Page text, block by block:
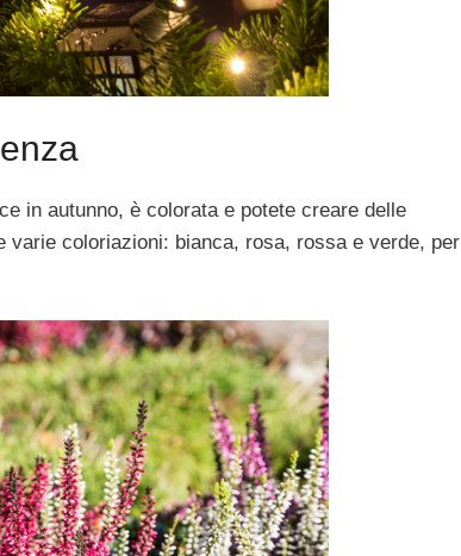
in autunno, è colorata e potete creare delle
varie coloriazioni: bianca, rosa, rossa e verde, per